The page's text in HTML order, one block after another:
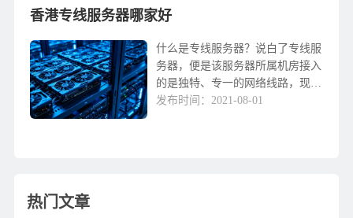
里云香港大带宽CN2...
香港专线服务器哪家好
什么是专线服务器？说白了专线服
务器，便是该服务器所属机房接入
的是独特、专一的网络线路，现阶
段较为普遍的如光纤线、CN2专线
发布时间：2021-08-01
热门文章